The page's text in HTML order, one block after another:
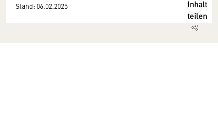
Stand: 06.02.2025
Inhalt
teilen